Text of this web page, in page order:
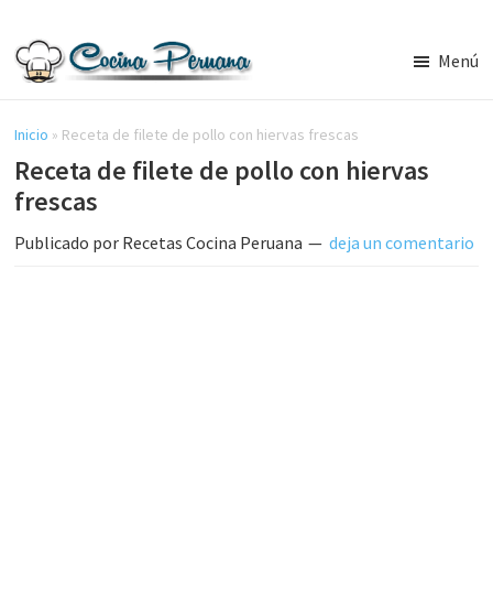
contenido
lateral
principal
Cocina
Peruana,
Recetas
de
Peruana
Menú
Inicio » Receta de filete de pollo con hiervas frescas
Receta de filete de pollo con hiervas
frescas
Publicado por Recetas Cocina Peruana deja un comentario